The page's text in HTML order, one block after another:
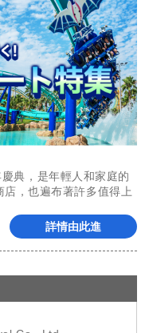
典，是年輕人和家庭的
，也遍布著許多值得上
詳情由此進